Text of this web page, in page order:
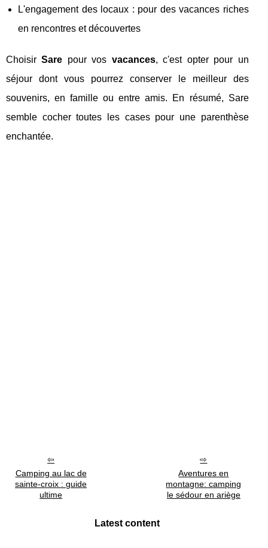
L'engagement des locaux : pour des vacances riches
en rencontres et découvertes
ChoisirSare pour vos vacances, c'est opter pour un
séjour dont vous pourrez conserver le meilleur des
souvenirs, en famille ou entre amis. En résumé, Sare
semble cocher toutes les cases pour une parenthèse
enchantée.
Camping au lac de
sainte-croix : guide
ultime
Aventures en
montagne: camping
le sédour en ariège
Latest content